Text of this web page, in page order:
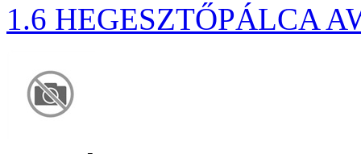
1.6 HEGESZTŐPÁLCA